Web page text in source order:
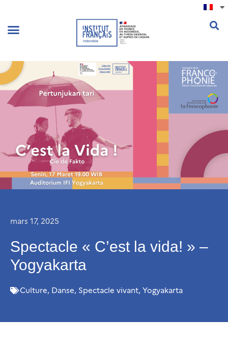
mars 17, 2025
Spectacle « C’est la vida! » –
Yogyakarta
Culture, Danse, Spectacle vivant, Yogyakarta